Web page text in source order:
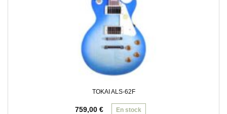
TOKAI ALS-62F
759,00 € En stock